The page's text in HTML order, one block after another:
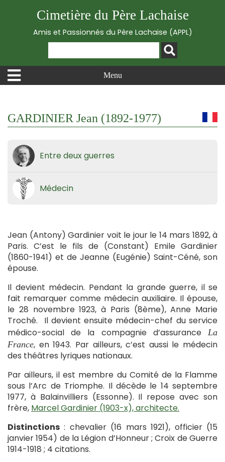
Cimetière du Père Lachaise
Amis et Passionnés du Père Lachaise (APPL)
Menu
GARDINIER Jean (1892-1977)
Entre deux guerres
Médecin
Jean (Antony) Gardinier voit le jour le 14 mars 1892, à
Paris. C’est le fils de (Constant) Emile Gardinier
(1860-1941) et de Jeanne (Eugénie) Saint-Céné, son
épouse.
Il devient médecin. Pendant la grande guerre, il se
fait remarquer comme médecin auxiliaire. Il épouse,
le 28 novembre 1923, à Paris (8ème), Anne Marie
Troché. Il devient ensuite médecin-chef du service
médico-social de la compagnie d’assurance La
France, en 1943. Par ailleurs, c’est aussi le médecin
des théâtres lyriques nationaux.
Par ailleurs, il est membre du Comité de la Flamme
sous l’Arc de Triomphe. Il décède le 14 septembre
1977, à Balainvilliers (Essonne). Il repose avec son
frère, Marcel Gardinier (1903-x), architecte.
Distinctions : chevalier (16 mars 1921), officier (15
janvier 1954) de la Légion d’Honneur ; Croix de Guerre
1914-1918 ; 4 citations.